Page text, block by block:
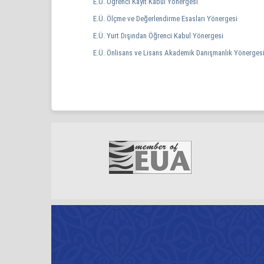
E.Ü. Ölçme ve Değerlendirme Esasları Yönergesi
E.Ü. Yurt Dışından Öğrenci Kabul Yönergesi
E.Ü. Önlisans ve Lisans Akademik Danışmanlık Yönergesi